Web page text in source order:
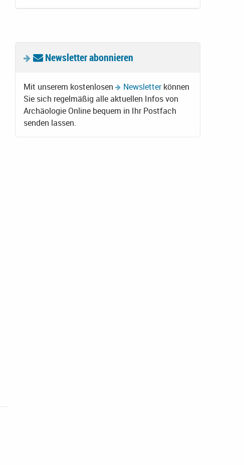
Newsletter abonnieren
Mit unserem kostenlosen Newsletterkönnen
Sie sich regelmäßig alle aktuellen Infos von
Archäologie Online bequem in Ihr Postfach
senden lassen.